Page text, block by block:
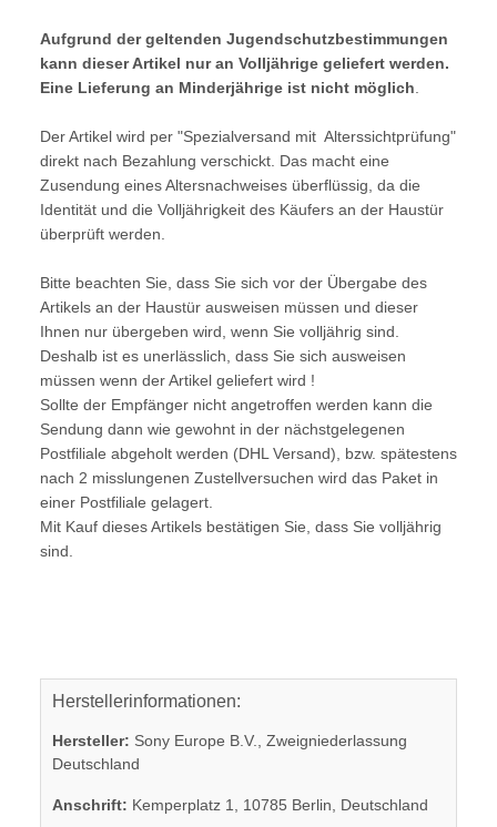
Aufgrund der geltenden Jugendschutzbestimmungen
kann dieser Artikel nur an Volljährige geliefert werden.
Eine Lieferung an Minderjährige ist nicht möglich
Der Artikel wird per "Spezialversand mit Alterssichtprüfung"
direkt nach Bezahlung verschickt. Das macht eine
Zusendung eines Altersnachweises überflüssig, da die
Identität und die Volljährigkeit des Käufers an der Haustür
überprüft werden.
Bitte beachten Sie, dass Sie sich vor der Übergabe des
Artikels an der Haustür ausweisen müssen und dieser
Ihnen nur übergeben wird, wenn Sie volljährig sind.
Deshalb ist es unerlässlich, dass Sie sich ausweisen
müssen wenn der Artikel geliefert wird !
Sollte der Empfänger nicht angetroffen werden kann die
Sendung dann wie gewohnt in der nächstgelegenen
Postfiliale abgeholt werden (DHL Versand), bzw. spätestens
nach 2 misslungenen Zustellversuchen wird das Paket in
einer Postfiliale gelagert.
Mit Kauf dieses Artikels bestätigen Sie, dass Sie volljährig
sind.
Herstellerinformationen:
Hersteller: Sony Europe B.V., Zweigniederlassung
Deutschland
Anschrift: Kemperplatz 1, 10785 Berlin, Deutschland